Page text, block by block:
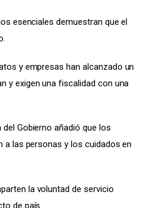
esenciales demuestran que el
y empresas han alcanzado un
y exigen una fiscalidad con una
Gobierno añadió que los
a las personas y los cuidados en
la voluntad de servicio
de país.